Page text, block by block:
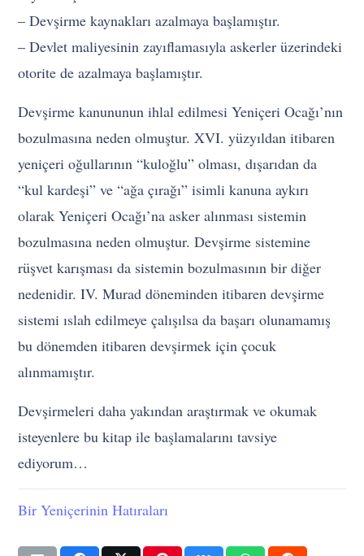
– Devşirme kaynakları azalmaya başlamıştır.
– Devlet maliyesinin zayıflamasıyla askerler üzerindeki
otorite de azalmaya başlamıştır.
Devşirme kanununun ihlal edilmesi Yeniçeri Ocağı’nın
bozulmasına neden olmuştur. XVI. yüzyıldan itibaren
yeniçeri oğullarının “kuloğlu” olması, dışarıdan da
“kul kardeşi” ve “ağa çırağı” isimli kanuna aykırı
olarak Yeniçeri Ocağı’na asker alınması sistemin
bozulmasına neden olmuştur. Devşirme sistemine
rüşvet karışması da sistemin bozulmasının bir diğer
nedenidir. IV. Murad döneminden itibaren devşirme
sistemi ıslah edilmeye çalışılsa da başarı olunamamış
bu dönemden itibaren devşirmek için çocuk
alınmamıştır.
Devşirmeleri daha yakından araştırmak ve okumak
isteyenlere bu kitap ile başlamalarını tavsiye
ediyorum…
Bir Yeniçerinin Hatıraları